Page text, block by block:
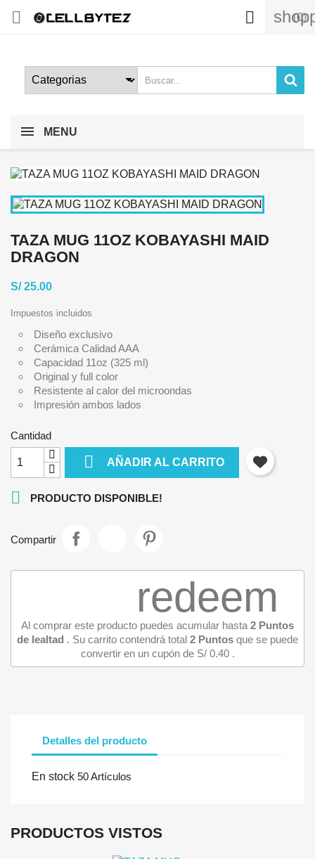
 (0)

MENU
TAZA MUG 11OZ KOBAYASHI MAID
DRAGON
S/ 25.00
Impuestos incluidos
Diseño exclusivo
Cerámica Calidad AAA
Capacidad 11oz (325 ml)
Original y full color
Resistente al calor del microondas
Impresión ambos lados
Cantidad
 AÑADIR AL CARRITO
 PRODUCTO DISPONIBLE!
Compartir
redeem
Al comprar este producto puedes acumular hasta 2 Puntos
de lealtad . Su carrito contendrá total 2 Puntos que se puede
convertir en un cupón de S/ 0.40.
Detalles del producto
En stock 50 Artículos
PRODUCTOS VISTOS
Iniciar sesión